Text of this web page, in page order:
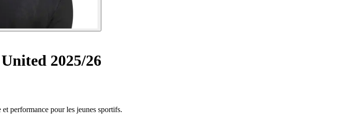
2025/26
performance pour les jeunes sportifs.